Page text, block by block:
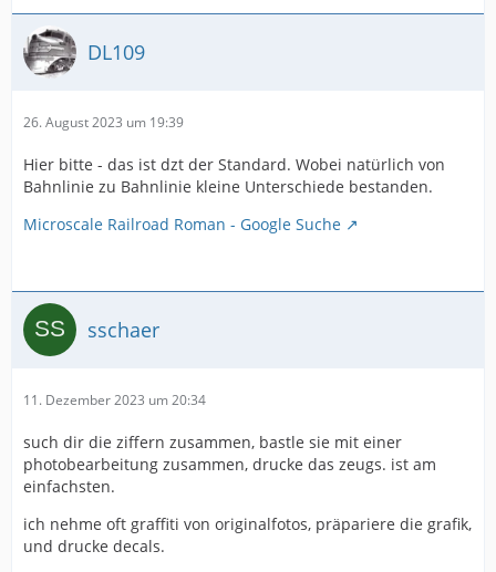
DL109
26. August 2023 um 19:39
Hier bitte - das ist dzt der Standard. Wobei natürlich von
Bahnlinie zu Bahnlinie kleine Unterschiede bestanden.
Microscale Railroad Roman - Google Suche
sschaer
11. Dezember 2023 um 20:34
such dir die ziffern zusammen, bastle sie mit einer
photobearbeitung zusammen, drucke das zeugs. ist am
einfachsten.
ich nehme oft graffiti von originalfotos, präpariere die grafik,
und drucke decals.